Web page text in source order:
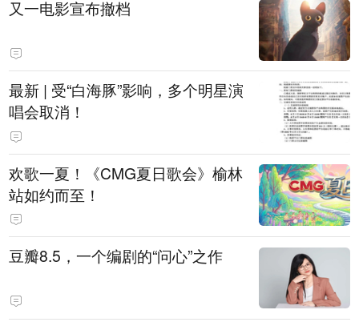
又一电影宣布撤档
最新 | 受“白海豚”影响，多个明星演
唱会取消！
欢歌一夏！《CMG夏日歌会》榆林
站如约而至！
豆瓣8.5，一个编剧的“问心”之作